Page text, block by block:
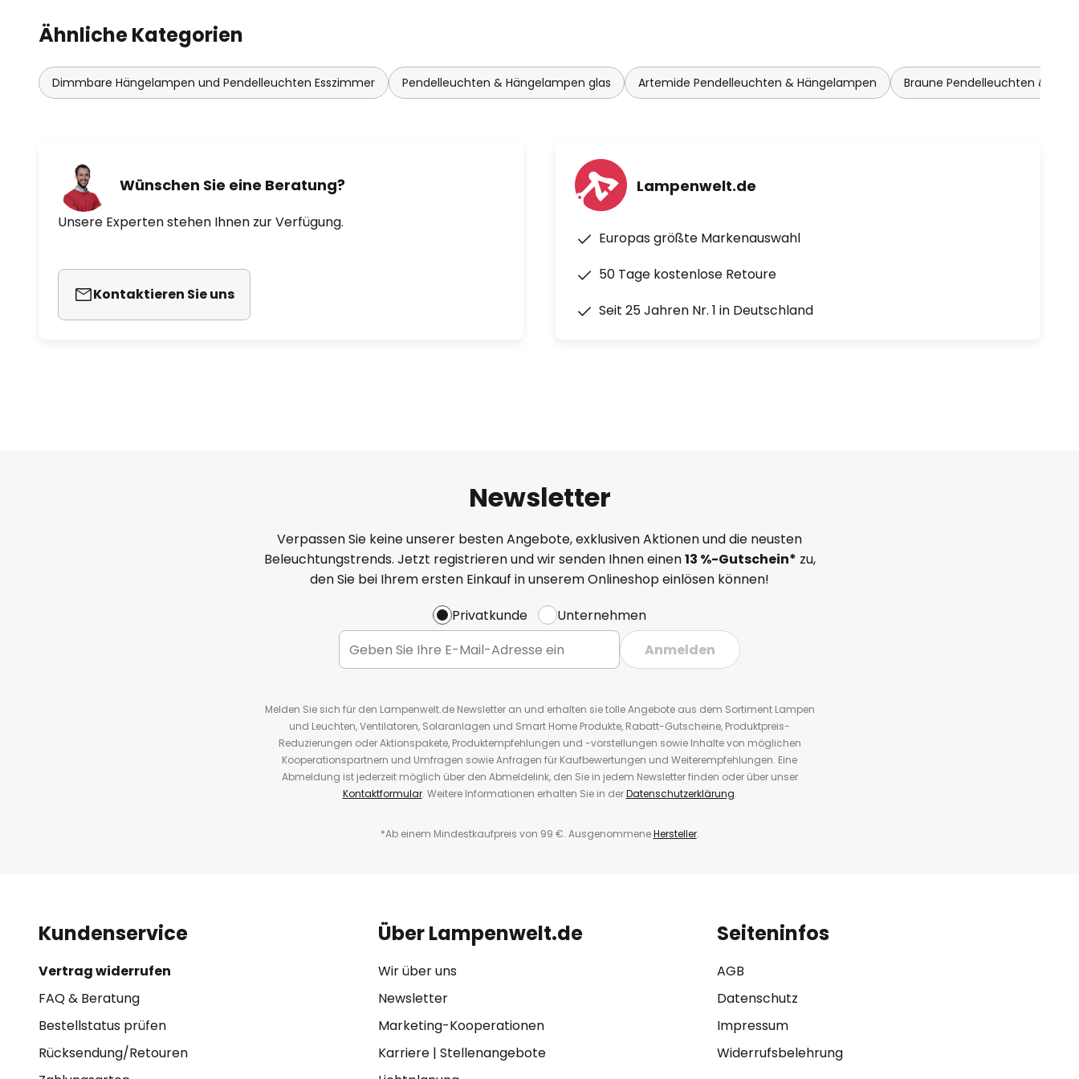
Streben nach der Entwicklung und der Produktion neuer
Designprodukte wider, die die Bedürfnisse des Menschen nach
harmonischem Licht befriedigen. Artemide vertreibt seine
hochwertigen Produkte bereits in 98 Ländern.
Ähnliche Kategorien
Dimmbare Hängelampen und Pendelleuchten Esszimmer Pendelleuchten & Hängelampen glas Artemide Pendelleuchten & Hängelampen Braune Pendelleuchten &
Wünschen Sie eine Beratung?
Unsere Experten stehen Ihnen zur Verfügung.
Kontaktieren Sie uns
Lampenwelt.de
Europas größte Markenauswahl
50 Tage kostenlose Retoure
Seit 25 Jahren Nr. 1 in Deutschland
Newsletter
Verpassen Sie keine unserer besten Angebote, exklusiven Aktionen und die neusten
Beleuchtungstrends. Jetzt registrieren und wir senden Ihnen einen13 %-Gutschein* zu,
den Sie bei Ihrem ersten Einkauf in unserem Onlineshop einlösen können!
Privatkunde
Unternehmen
Anmelden
Melden Sie sich für den Lampenwelt.de Newsletter an und erhalten sie tolle Angebote aus dem Sortiment Lampen
und Leuchten, Ventilatoren, Solaranlagen und Smart Home Produkte, Rabatt-Gutscheine, Produktpreis-
Reduzierungen oder Aktionspakete, Produktempfehlungen und -vorstellungen sowie Inhalte von möglichen
Kooperationspartnern und Umfragen sowie Anfragen für Kaufbewertungen und Weiterempfehlungen. Eine
Abmeldung ist jederzeit möglich über den Abmeldelink, den Sie in jedem Newsletter finden oder über unser
Kontaktformular. Weitere Informationen erhalten Sie in derDatenschutzerklärung.
*Ab einem Mindestkaufpreis von 99 €. AusgenommeneHersteller.
Kundenservice
Vertrag widerrufen
FAQ & Beratung
Bestellstatus prüfen
Rücksendung/Retouren
Über Lampenwelt.de
Wir über uns
Newsletter
Marketing-Kooperationen
Karriere| Stellenangebote
Seiteninfos
AGB
Datenschutz
Impressum
Widerrufsbelehrung